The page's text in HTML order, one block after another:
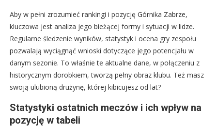
Aby w pełni zrozumieć rankingi i pozycję Górnika Zabrze,
kluczowa jest analiza jego bieżącej formy i sytuacji w lidze.
Regularne śledzenie wyników, statystyk i ocena gry zespołu
pozwalają wyciągnąć wnioski dotyczące jego potencjału w
danym sezonie. To właśnie te aktualne dane, w połączeniu z
historycznym dorobkiem, tworzą pełny obraz klubu. Też masz
swoją ulubioną drużynę, której kibicujesz od lat?
Statystyki ostatnich meczów i ich wpływ na
pozycję w tabeli